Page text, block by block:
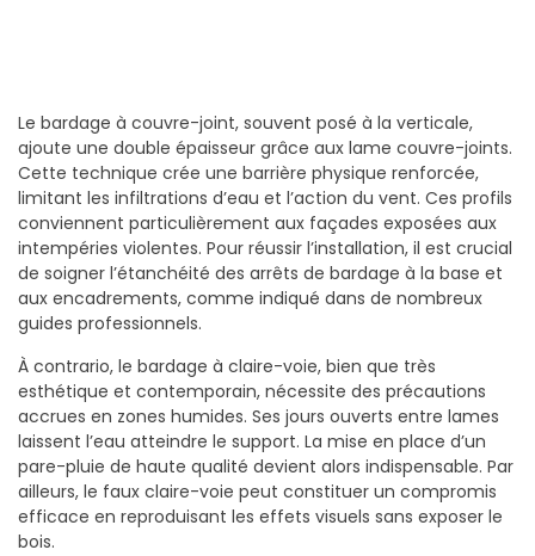
Le bardage à couvre-joint, souvent posé à la verticale,
ajoute une double épaisseur grâce aux lame couvre-joints.
Cette technique crée une barrière physique renforcée,
limitant les infiltrations d’eau et l’action du vent. Ces profils
conviennent particulièrement aux façades exposées aux
intempéries violentes. Pour réussir l’installation, il est crucial
de soigner l’étanchéité des arrêts de bardage à la base et
aux encadrements, comme indiqué dans de nombreux
guides professionnels.
À contrario, le bardage à claire-voie, bien que très
esthétique et contemporain, nécessite des précautions
accrues en zones humides. Ses jours ouverts entre lames
laissent l’eau atteindre le support. La mise en place d’un
pare-pluie de haute qualité devient alors indispensable. Par
ailleurs, le faux claire-voie peut constituer un compromis
efficace en reproduisant les effets visuels sans exposer le
bois.